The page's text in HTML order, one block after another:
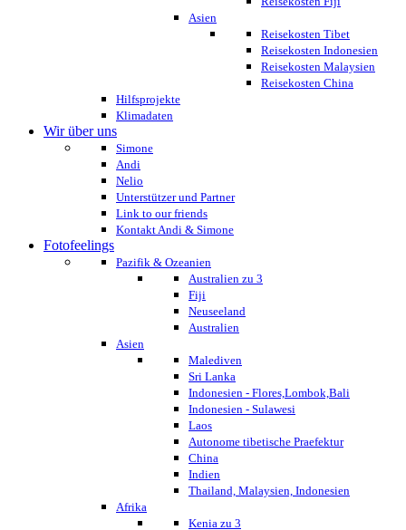
Asien
Reisekosten Tibet
Reisekosten Indonesien
Reisekosten Malaysien
Reisekosten China
Hilfsprojekte
Klimadaten
Wir über uns
Simone
Andi
Nelio
Unterstützer und Partner
Link to our friends
Kontakt Andi & Simone
Fotofeelings
Pazifik & Ozeanien
Australien zu 3
Fiji
Neuseeland
Australien
Asien
Malediven
Sri Lanka
Indonesien - Flores,Lombok,Bali
Indonesien - Sulawesi
Laos
Autonome tibetische Praefektur
China
Indien
Thailand, Malaysien, Indonesien
Afrika
Kenia zu 3